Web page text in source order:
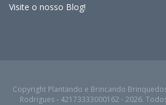
Visite o nosso Blog!
Copyright Plantando e Brincando
Rodrigues - 42173333000162 - 2026.